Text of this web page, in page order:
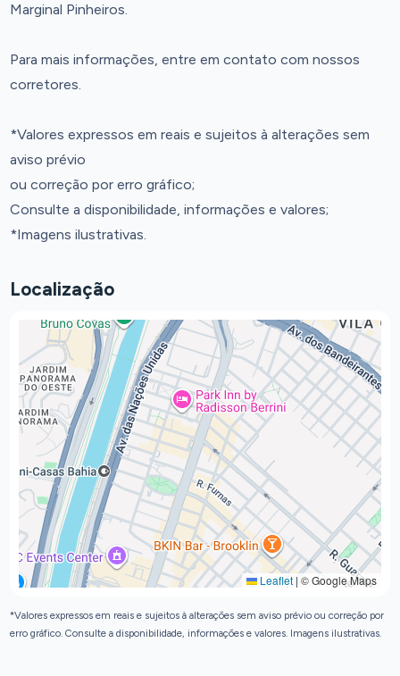
Marginal Pinheiros.
Para mais informações, entre em contato com nossos
corretores.
*Valores expressos em reais e sujeitos à alterações sem
aviso prévio
ou correção por erro gráfico;
Consulte a disponibilidade, informações e valores;
*Imagens ilustrativas.
Localização
Leaflet | © Google Maps
*Valores expressos em reais e sujeitos à alterações sem aviso prévio ou correção por
erro gráfico. Consulte a disponibilidade, informações e valores. Imagens ilustrativas.